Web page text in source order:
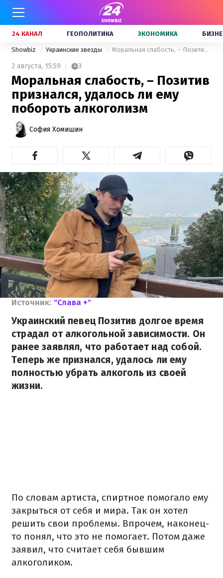
24 КАНАЛ ГЕОПОЛИТИКА ЭКОНОМИКА
Showbiz Украинские звезды Моральная слабость, – Позитив признался, удалось ли ему побороть алкоголизм
2 августа, 15:59 3
Моральная слабость, – Позитив
признался, удалось ли ему
побороть алкоголизм
София Хомишин
Источник: "Слава +"
Украинский певец Позитив долгое время
страдал от алкогольной зависимости. Он
ранее заявлял, что работает над собой.
Теперь же признался, удалось ли ему
полностью убрать алкоголь из своей
жизни.
По словам артиста, спиртное помогало ему
закрыться от себя и мира. Так он хотел
решить свои проблемы. Впрочем, наконец-
то понял, что это не помогает. Потом даже
заявил, что считает себя бывшим
алкоголиком.